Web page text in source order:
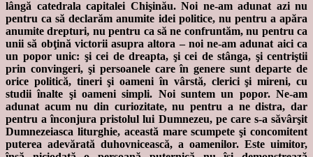
lângă catedrala capitalei Chişinău. Noi ne-am adunat azi nu
pentru ca să declarăm anumite idei politice, nu pentru a apăra
anumite drepturi, nu pentru ca să ne confruntăm, nu pentru ca
unii să obţină victorii asupra altora – noi ne-am adunat aici ca
un popor unic: şi cei de dreapta, şi cei de stânga, şi centriştii
prin convingeri, şi persoanele care în genere sunt departe de
orice politică, tineri şi oameni în vârstă, clerici şi mireni, cu
studii înalte şi oameni simpli. Noi suntem un popor. Ne-am
adunat acum nu din curiozitate, nu pentru a ne distra, dar
pentru a înconjura pristolul lui Dumnezeu, pe care s-a săvârşit
Dumnezeiasca liturghie, această mare scumpete şi concomitent
puterea adevărată duhovnicească, a oamenilor. Este uimitor,